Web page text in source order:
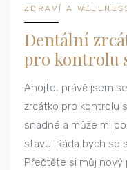
ZDRAVÍ A
Dentální
pro kontrolu
Ahojte, právě jsem
zrcátko pro kontrolu
snadné a může mi
stavu. Ráda bych se
Přečtěte si můj nový